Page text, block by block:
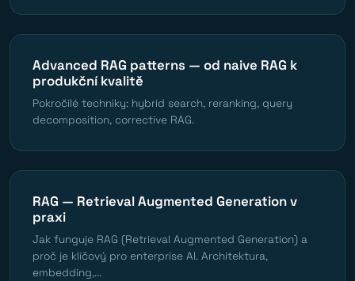
Advanced RAG patterns — od naive RAG k
produkční kvalitě
Pokročilé techniky: hybrid search, reranking, query
decomposition, corrective RAG.
RAG — Retrieval Augmented Generation v
praxi
Jak funguje RAG (Retrieval Augmented Generation) a
proč je klíčový pro enterprise AI. Architektura,
embedding,...